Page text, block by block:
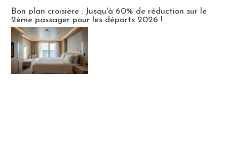
Bon plan croisière : Jusqu'à 60% de réduction sur le
2ème passager pour les départs 2026 !